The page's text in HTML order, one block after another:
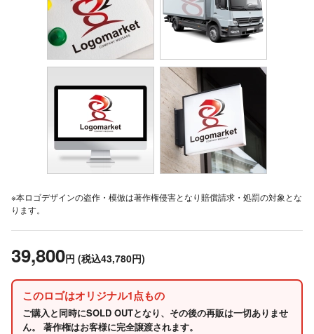
※本ロゴデザインの盗作・模倣は著作権侵害となり賠償請求・処罰の対象とな
ります。
39,800円 (税込43,780円)
このロゴはオリジナル1点もの
ご購入と同時にSOLD OUTとなり、その後の再販は一切ありませ
ん。 著作権はお客様に完全譲渡されます。